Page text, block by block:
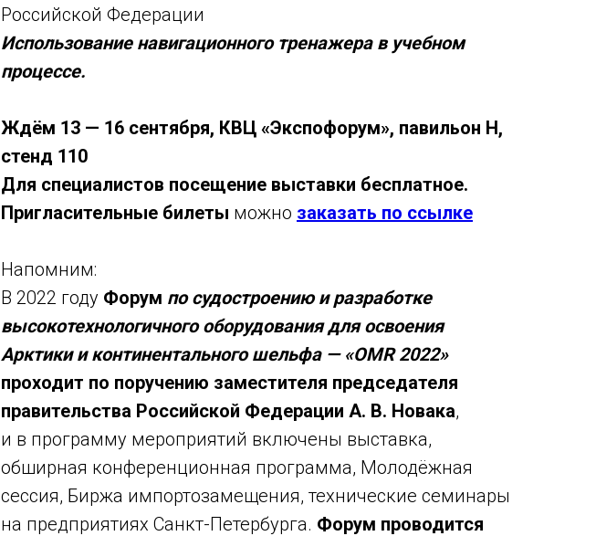
Российской Федерации
Использование навигационного тренажера в учебном
процессе.
Ждём 13 — 16 сентября, КВЦ «Экспофорум», павильон Н,
стенд 110
Для специалистов посещение выставки бесплатное.
Пригласительные билеты можно заказать по ссылке
Напомним:
В 2022 году Форум по судостроению и разработке
высокотехнологичного оборудования для освоения
Арктики и континентального шельфа — «OMR 2022»
проходит по поручению заместителя председателя
правительства Российской Федерации А. В. Новака,
и в программу мероприятий включены выставка,
обширная конференционная программа, Молодёжная
сессия, Биржа импортозамещения, технические семинары
на предприятиях Санкт-Петербурга. Форум проводится